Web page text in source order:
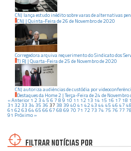
CNJ lança estudo inédito sobre varas de alternativas
CNJ | Quinta-Feirade26 de Novembrode2020
Corregedora arquiva requerimento do Sindicato dos
TJ RJ | Quarta-Feirade25 de Novembrode2020
CNJ autoriza audiências de custódia por
Destaques da Home 2 | Terça-Feirade24 de Novembro
« Anterior 1 2 3 4 5 6 7 8 9 10 11 12 13 14 15 16 17 18
31 32 33 34 35 36 37 38 39 40 41 42 43 44 45 46 47 48
61 62 63 64 65 66 67 68 69 70 71 72 73 74 75 76 77 78
91 Próximo »
FILTRAR NOTÍCIAS POR